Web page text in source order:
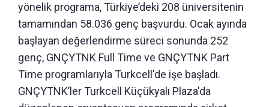
yönelik programa, Türkiye’deki 208 üniversitenin
tamamından 58.036 genç başvurdu. Ocak ayında
başlayan değerlendirme süreci sonunda 252
genç, GNÇYTNK Full Time ve GNÇYTNK Part
Time programlarıyla Turkcell'de işe başladı.
GNÇYTNK’ler Turkcell Küçükyalı Plaza'da